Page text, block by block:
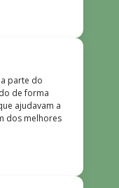
parte do
de forma
ajudavam a
dos melhores